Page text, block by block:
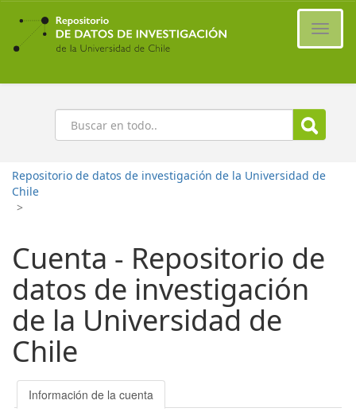
Ir
contenido
principal
Buscar
Repositorio de datos de investigación de la Universidad de
Chile
>
Cuenta - Repositorio de
datos de investigación
de la Universidad de
Chile
Información de la cuenta